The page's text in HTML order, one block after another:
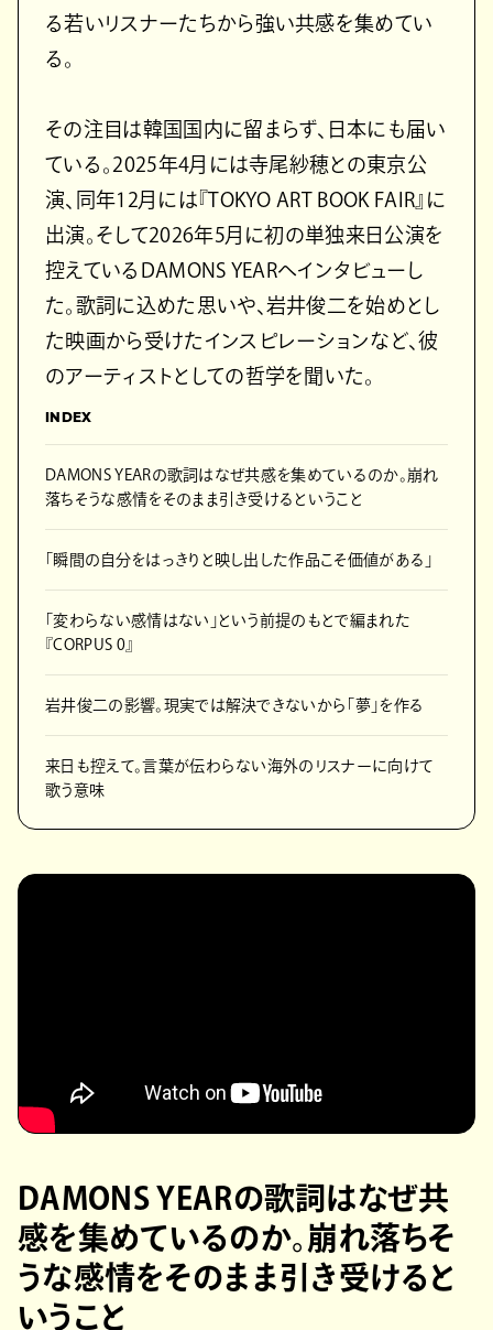
る若いリスナーたちから強い共感を集めてい
る。
その注目は韓国国内に留まらず、日本にも届い
ている。2025年4月には寺尾紗穂との東京公
演、同年12月には『TOKYO ART BOOK FAIR』に
出演。そして2026年5月に初の単独来日公演を
控えているDAMONS YEARへインタビューし
た。歌詞に込めた思いや、岩井俊二を始めとし
た映画から受けたインスピレーションなど、彼
のアーティストとしての哲学を聞いた。
INDEX
DAMONS YEARの歌詞はなぜ共感を集めているのか。崩れ
落ちそうな感情をそのまま引き受けるということ
「瞬間の自分をはっきりと映し出した作品こそ価値がある」
「変わらない感情はない」という前提のもとで編まれた
『CORPUS 0』
岩井俊二の影響。現実では解決できないから「夢」を作る
来日も控えて。言葉が伝わらない海外のリスナーに向けて
歌う意味
DAMONS YEARの歌詞はなぜ共
感を集めているのか。崩れ落ちそ
うな感情をそのまま引き受けると
いうこと